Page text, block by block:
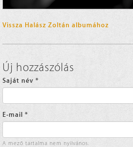
Vissza Halász Zoltán albumához
Új hozzászólás
Saját név *
E-mail *
A mező tartalma nem nyilvános.